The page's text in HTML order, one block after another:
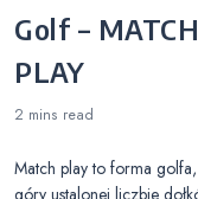
Golf –
PLAY
2 mins read
Match play to forma
góry ustalonej liczbie